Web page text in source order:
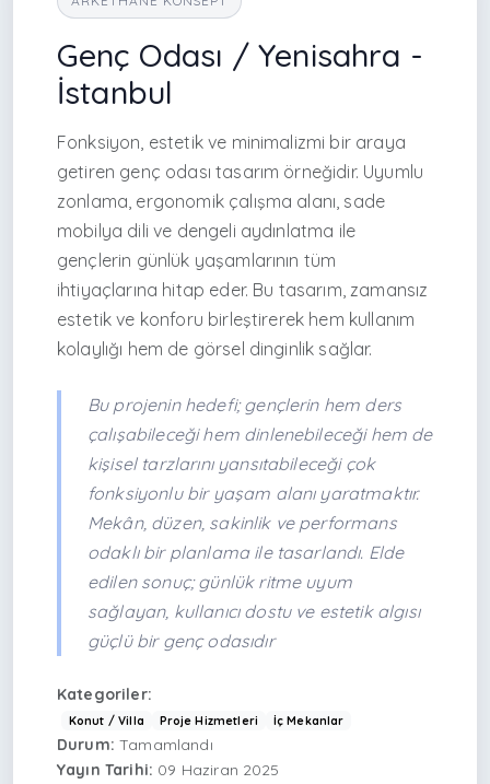
Genç Odası / Yenisahra -
İstanbul
Fonksiyon, estetik ve minimalizmi bir araya
getiren genç odası tasarım örneğidir. Uyumlu
zonlama, ergonomik çalışma alanı, sade
mobilya dili ve dengeli aydınlatma ile
gençlerin günlük yaşamlarının tüm
ihtiyaçlarına hitap eder. Bu tasarım, zamansız
estetik ve konforu birleştirerek hem kullanım
kolaylığı hem de görsel dinginlik sağlar.
Bu projenin hedefi; gençlerin hem ders
çalışabileceği hem dinlenebileceği hem de
kişisel tarzlarını yansıtabileceği çok
fonksiyonlu bir yaşam alanı yaratmaktır.
Mekân, düzen, sakinlik ve performans
odaklı bir planlama ile tasarlandı. Elde
edilen sonuç; günlük ritme uyum
sağlayan, kullanıcı dostu ve estetik algısı
güçlü bir genç odasıdır
Kategoriler:
Konut / Villa Proje Hizmetleri İç Mekanlar
Durum: Tamamlandı
Yayın Tarihi: 09 Haziran 2025